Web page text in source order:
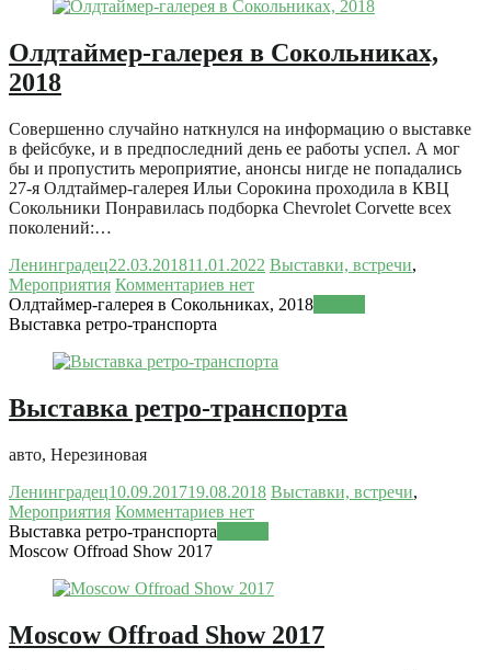
Олдтаймер-галерея в Сокольниках,
2018
Совершенно случайно наткнулся на информацию о выставке
в фейсбуке, и в предпоследний день ее работы успел. А мог
бы и пропустить мероприятие, анонсы нигде не попадались
27-я Олдтаймер-галерея Ильи Сорокина проходила в КВЦ
Сокольники Понравилась подборка Chevrolet Corvette всех
поколений:…
Ленинградец22.03.201811.01.2022 Выставки, встречи,
Мероприятия Комментариев нет
Олдтаймер-галерея в Сокольниках, 2018
Выставка ретро-транспорта
Выставка ретро-транспорта
авто, Нерезиновая
Ленинградец10.09.201719.08.2018 Выставки, встречи,
Мероприятия Комментариев нет
Выставка ретро-транспорта
Moscow Offroad Show 2017
Moscow Offroad Show 2017